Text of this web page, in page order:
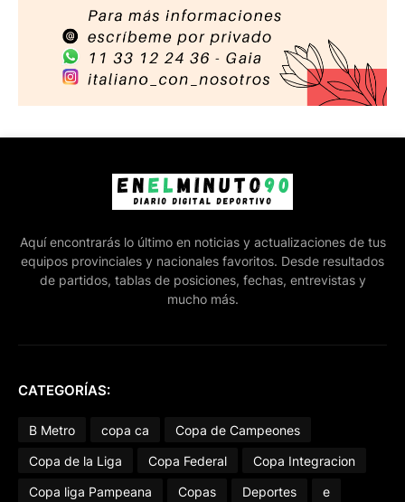
Aquí encontrarás lo último en noticias y actualizaciones de tus
equipos provinciales y nacionales favoritos. Desde resultados
de partidos, tablas de posiciones, fechas, entrevistas y
mucho más.
CATEGORÍAS:
B Metro copa ca
Copa de Campeones
Copa de la Liga
Copa Federal
Copa Integracion
Copa liga Pampeana
Copas Deportes
e